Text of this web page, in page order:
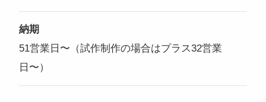
納期
51営業日〜（試作制作の場合はプラス32営業
日〜）